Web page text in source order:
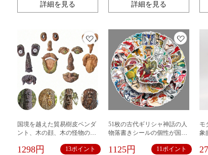
詳細を見る 詳細を見る
国境を越えた貿易樹皮ペンダ
ント、木の顔、木の怪物の
屋外クリエイティブ装飾品
1298円 13ポイント
51枚の古代ギリシャ神話の人
物落書きシールの個性が国境
電話のノートシールを飾って
1125円 11ポイント
モ
象
ト